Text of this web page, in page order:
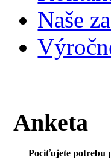
Naše
Anketa
Pociťujete potrebu